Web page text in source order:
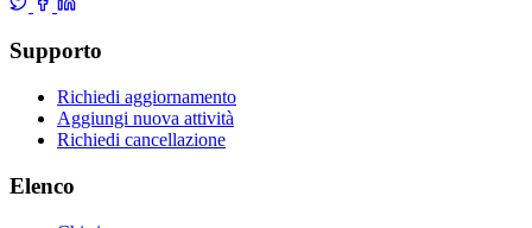
Supporto
Richiedi aggiornamento
Aggiungi nuova attività
Richiedi cancellazione
Elenco